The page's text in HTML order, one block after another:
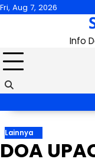
Skip
Fri, Aug 7, 2026
Info
Lainnya
DOA